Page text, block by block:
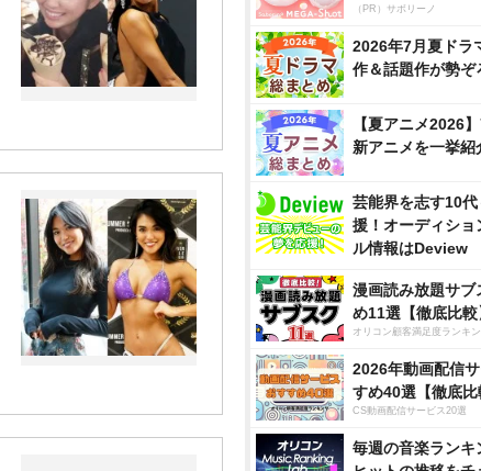
（PR）サボリーノ
2026年7月夏ドラ
作＆話題作が勢ぞ
【夏アニメ2026
新アニメを一挙紹
芸能界を志す10
援！オーディショ
ル情報はDeview
漫画読み放題サブ
め11選【徹底比較
オリコン顧客満足度ランキ
2026年動画配信
すめ40選【徹底比
CS動画配信サービス20選
毎週の音楽ランキ